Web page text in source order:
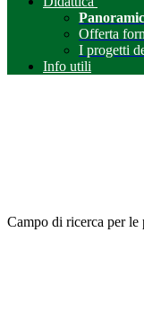
Offerta
I progetti
Info utili
Campo di ricerca per le